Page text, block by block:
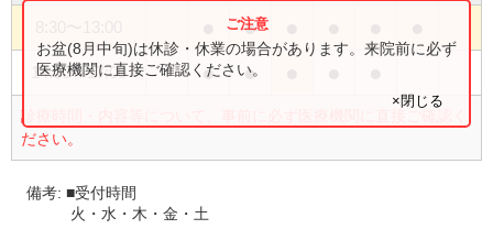
●
14:00〜17:00 ● ●
診療時間・内容等について、事前に必ず医療機関に直接ご確認く
ださい。
お盆(8月中旬)は休診・休業の場合があります。来院前に必ず
医療機関に直接ご確認ください。
×閉じる
備考:■受付時間
火・水・木・金・土